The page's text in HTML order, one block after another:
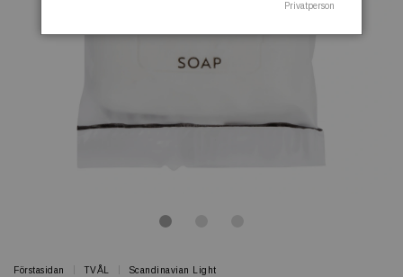
Förstasidan TVÅL Scandinavian Light
Privatperson